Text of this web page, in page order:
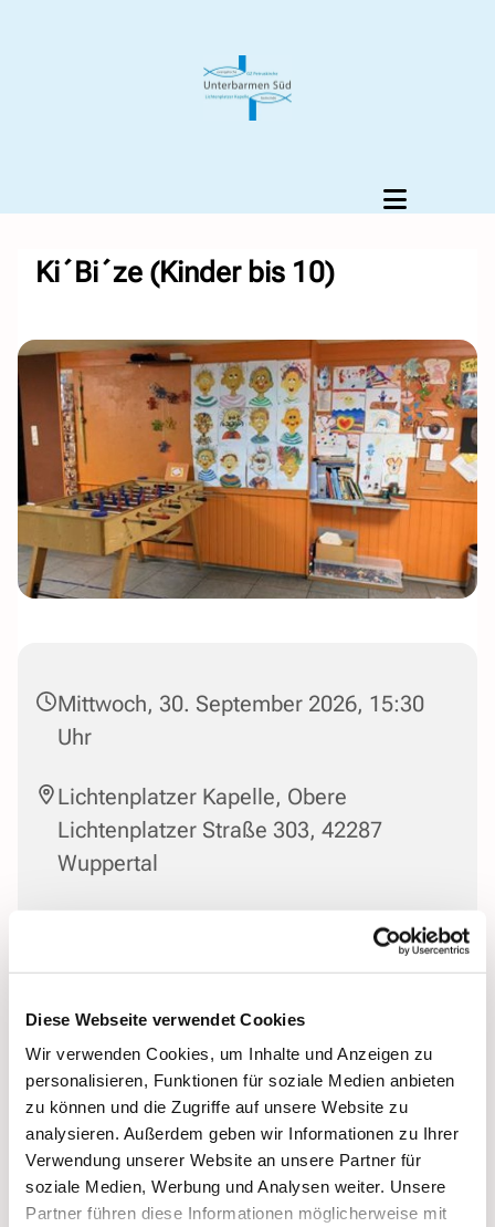
Diese Webseite verwendet Cookies
Wir verwenden Cookies, um Inhalte und Anzeigen zu
personalisieren, Funktionen für soziale Medien anbieten
zu können und die Zugriffe auf unsere Website zu
analysieren. Außerdem geben wir Informationen zu Ihrer
Verwendung unserer Website an unsere Partner für
soziale Medien, Werbung und Analysen weiter. Unsere
Partner führen diese Informationen möglicherweise mit
Ki´Bi´ze (Kinder bis 10)
Mittwoch, 30. September 2026, 15:30
Uhr
Lichtenplatzer Kapelle, Obere
Lichtenplatzer Straße 303, 42287
Wuppertal